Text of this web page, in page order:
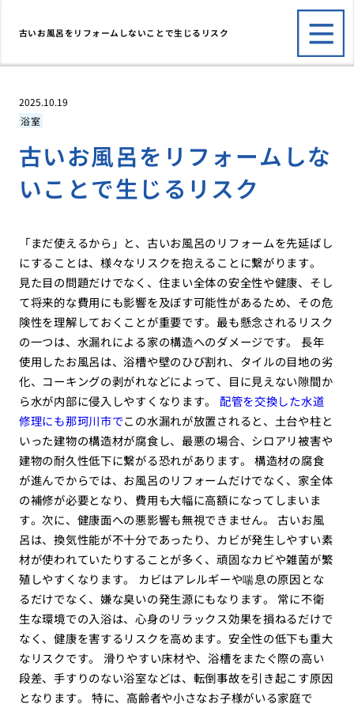
古いお風呂をリフォームしないことで生じるリスク
2025.10.19
浴室
古いお風呂をリフォームしな
いことで生じるリスク
「まだ使えるから」と、古いお風呂のリフォームを先延ばし
にすることは、様々なリスクを抱えることに繋がります。
見た目の問題だけでなく、住まい全体の安全性や健康、そし
て将来的な費用にも影響を及ぼす可能性があるため、その危
険性を理解しておくことが重要です。最も懸念されるリスク
の一つは、水漏れによる家の構造へのダメージです。 長年
使用したお風呂は、浴槽や壁のひび割れ、タイルの目地の劣
化、コーキングの剥がれなどによって、目に見えない隙間か
ら水が内部に侵入しやすくなります。 配管を交換した水道
修理にも那珂川市でこの水漏れが放置されると、土台や柱と
いった建物の構造材が腐食し、最悪の場合、シロアリ被害や
建物の耐久性低下に繋がる恐れがあります。 構造材の腐食
が進んでからでは、お風呂のリフォームだけでなく、家全体
の補修が必要となり、費用も大幅に高額になってしまいま
す。次に、健康面への悪影響も無視できません。 古いお風
呂は、換気性能が不十分であったり、カビが発生しやすい素
材が使われていたりすることが多く、頑固なカビや雑菌が繁
殖しやすくなります。 カビはアレルギーや喘息の原因とな
るだけでなく、嫌な臭いの発生源にもなります。 常に不衛
生な環境での入浴は、心身のリラックス効果を損ねるだけで
なく、健康を害するリスクを高めます。安全性の低下も重大
なリスクです。 滑りやすい床材や、浴槽をまたぐ際の高い
段差、手すりのない浴室などは、転倒事故を引き起こす原因
となります。 特に、高齢者や小さなお子様がいる家庭で